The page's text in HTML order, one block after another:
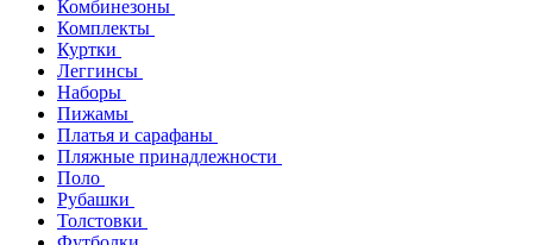
Комбинезоны
Комплекты
Куртки
Леггинсы
Наборы
Пижамы
Платья и сарафаны
Пляжные принадлежности
Поло
Рубашки
Толстовки